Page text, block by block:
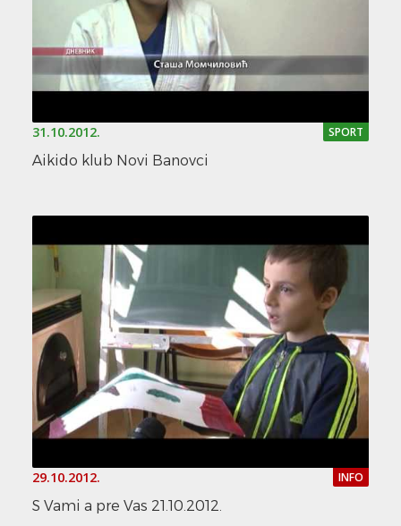
31.10.2012. SPORT
Aikido klub Novi Banovci
29.10.2012. INFO
S Vami a pre Vas 21.10.2012.